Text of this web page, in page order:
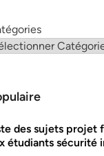
des sujets projet
étudiants sécurité